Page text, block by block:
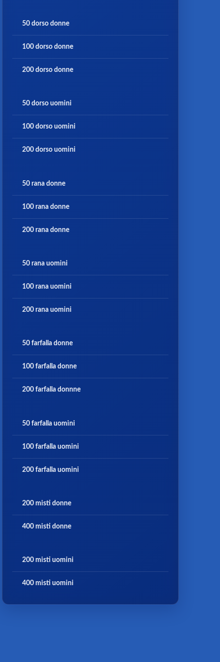
50 dorso donne
100 dorso donne
200 dorso donne
50 dorso uomini
100 dorso uomini
200 dorso uomini
50 rana donne
100 rana donne
200 rana donne
50 rana uomini
100 rana uomini
200 rana uomini
50 farfalla donne
100 farfalla donne
200 farfalla donnne
50 farfalla uomini
100 farfalla uomini
200 farfalla uomini
200 misti donne
400 misti donne
200 misti uomini
400 misti uomini